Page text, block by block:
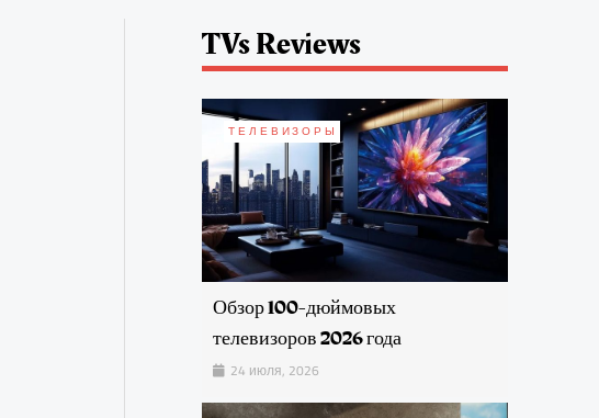
TVs Reviews
ТЕЛЕВИЗОРЫ
Обзор 100-дюймовых
телевизоров 2026 года
24 июля, 2026